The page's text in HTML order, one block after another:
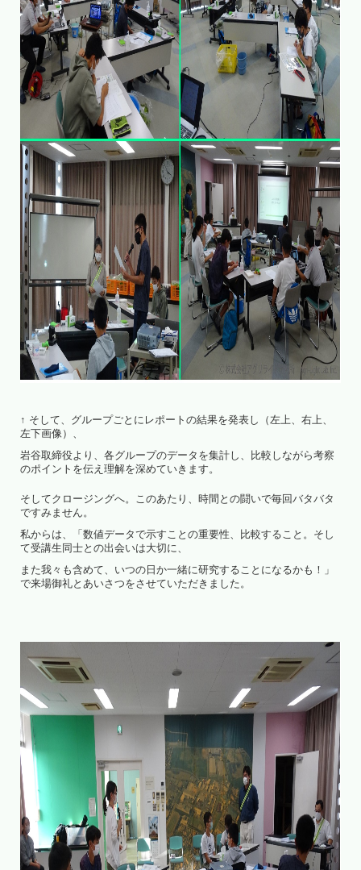
↑ そして、グループごとにレポートの結果を発表し（左上、右上、
左下画像）、
岩谷取締役より、各グループのデータを集計し、比較しながら考察
のポイントを伝え理解を深めていきます。
そしてクロージングへ。このあたり、時間との闘いで毎回バタバタ
ですみません。
私からは、「数値データで示すことの重要性、比較すること。そし
て受講生同士との出会いは大切に、
また我々も含めて、いつの日か一緒に研究することになるかも！」
で来場御礼とあいさつをさせていただきました。